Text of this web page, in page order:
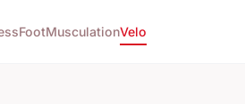
FootMusculationVelo